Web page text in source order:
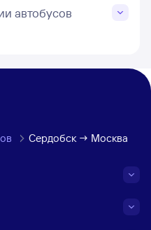
автобусов
Сердобск → Москва